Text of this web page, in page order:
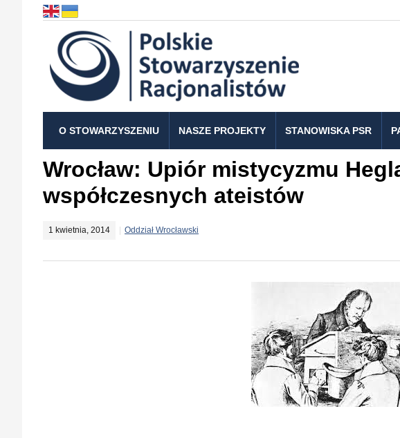
O STOWARZYSZENIU NASZE PROJEKTY STANOWISKA PSR
Wrocław: Upiór mistycyzmu
współczesnych ateistów
1 kwietnia, 2014 Oddział Wrocławski